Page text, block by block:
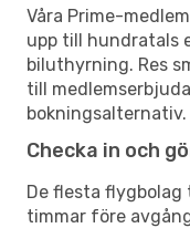
Våra Prime-
upp till hundratals
biluthyrning. Res
till
bokningsalternativ.
Checka in och
De flesta
timmar före